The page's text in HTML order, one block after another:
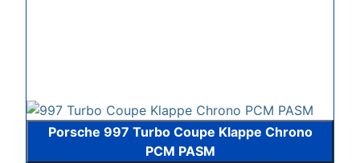
Porsche 997 Turbo Coupe Klappe Chrono
PCM PASM